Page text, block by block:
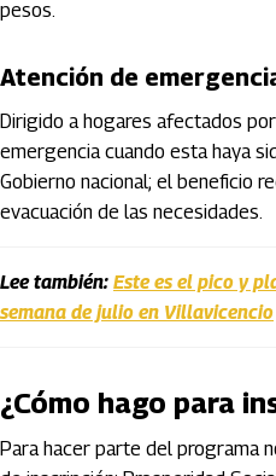
pesos.
Atención de
Dirigido a hogares afectados
emergencia cuando esta haya
Gobierno nacional; el beneficio
evacuación de las necesidades.
Lee también: Este es el pico y
semana de julio en Villavicencio
¿Cómo hago para
Para hacer parte del programa